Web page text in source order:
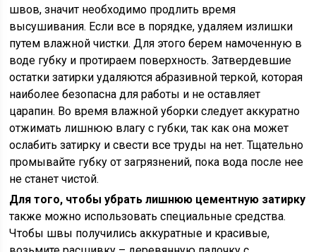
швов, значит необходимо продлить время
высушивания. Если все в порядке, удаляем излишки
путем влажной чистки. Для этого берем намоченную в
воде губку и протираем поверхность. Затвердевшие
остатки затирки удаляются абразивной теркой, которая
наиболее безопасна для работы и не оставляет
царапин. Во время влажной уборки следует аккуратно
отжимать лишнюю влагу с губки, так как она может
ослабить затирку и свести все труды на нет. Тщательно
промывайте губку от загрязнений, пока вода после нее
не станет чистой.
Для того, чтобы убрать лишнюю цементную затирку
также можно использовать специальные средства.
Чтобы швы получились аккуратные и красивые,